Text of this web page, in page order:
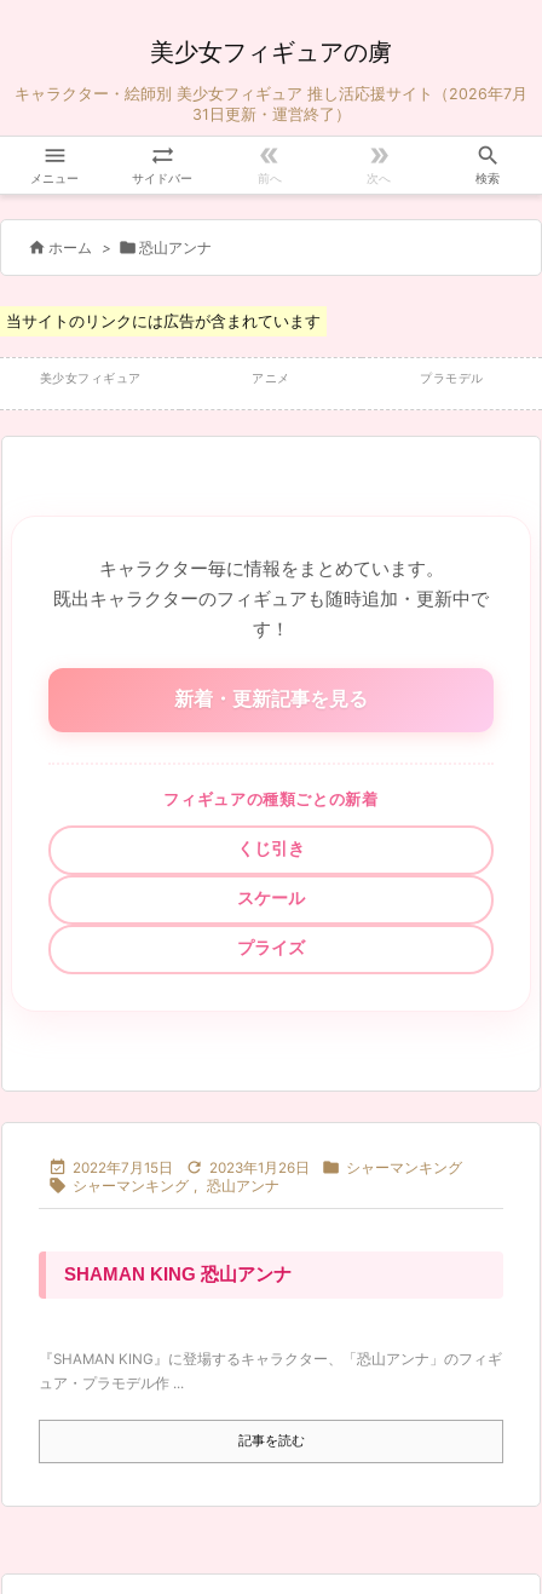
美少女フィギュアの虜
キャラクター・絵師別 美少女フィギュア 推し活応援サイト（2026年7月
31日更新・運営終了）

メニュー

サイドバー

前へ

次へ

検索
 ホーム >  恐山アンナ
当サイトのリンクには広告が含まれています
美少女フィギュア アニメ プラモデル
キャラクター毎に情報をまとめています。
既出キャラクターのフィギュアも随時追加・更新中で
す！
新着・更新記事を見る
フィギュアの種類ごとの新着
くじ引き
スケール
プライズ
 2022年7月15日  2023年1月26日  シャーマンキング
 シャーマンキング , 恐山アンナ
SHAMAN KING 恐山アンナ
『SHAMAN KING』に登場するキャラクター、「恐山アンナ」のフィギ
ュア・プラモデル作 ...
記事を読む